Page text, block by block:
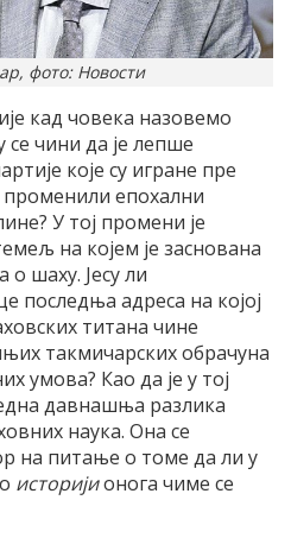
фото: Новости
кад човека назовемо
чини да је лепше
које су игране пре
променили епохални
У тој промени је
на којем је заснована
шаху. Јесу ли
последња адреса на којој
титана чине
такмичарских обрачуна
умова? Као да је у тој
давнашња разлика
наука. Она се
на питање о томе да ли у
историјионога чиме се